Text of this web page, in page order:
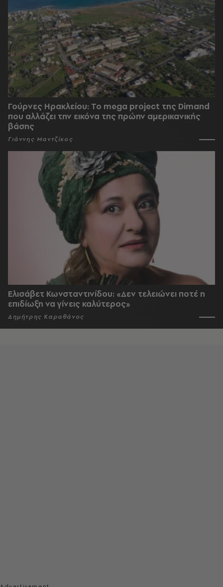
Γούρνες Ηρακλείου: To mega project της Dimand
που αλλάζει την εικόνα της πρώην αμερικανικής
βάσης
Γιάννης Μαντζίκος
Ελισάβετ Κωνσταντινίδου: «Δεν τελειώνει ποτέ η
επιδίωξη να γίνεις καλύτερος»
Δημήτρης Καραθάνος